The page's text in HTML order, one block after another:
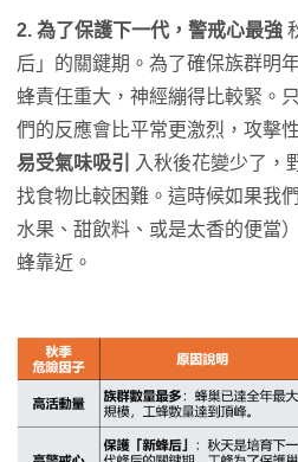
2. 為了保護下一代，警戒心最強
后」的關鍵期。為了確保族群明
蜂責任重大，神經繃得比較緊。
們的反應會比平常更激烈，攻擊
易受氣味吸引
入秋後花變少了，
找食物比較困難。這時候如果我
水果、甜飲料、或是太香的便當
蜂靠近。